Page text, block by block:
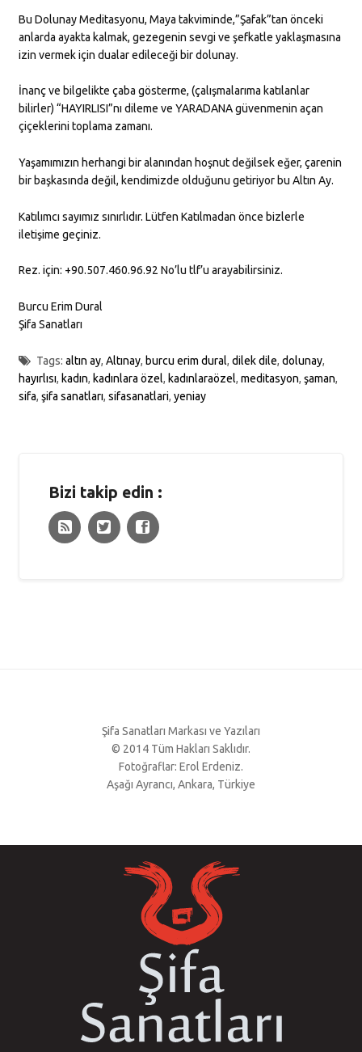
Bu Dolunay Meditasyonu, Maya takviminde,”Şafak”tan önceki
anlarda ayakta kalmak, gezegenin sevgi ve şefkatle yaklaşmasına
izin vermek için dualar edileceği bir dolunay.
İnanç ve bilgelikte çaba gösterme, (çalışmalarıma katılanlar
bilirler) “HAYIRLISI”nı dileme ve YARADANA güvenmenin açan
çiçeklerini toplama zamanı.
Yaşamımızın herhangi bir alanından hoşnut değilsek eğer, çarenin
bir başkasında değil, kendimizde olduğunu getiriyor bu Altın Ay.
Katılımcı sayımız sınırlıdır. Lütfen Katılmadan önce bizlerle
iletişime geçiniz.
Rez. için: +90.507.460.96.92 No’lu tlf’u arayabilirsiniz.
Burcu Erim Dural
Şifa Sanatları
Tags:altın ay,Altınay,burcu erim dural,dilek dile,dolunay,
hayırlısı, kadın, kadınlara özel, kadınlaraözel, meditasyon, şaman,
sifa, şifa sanatları, sifasanatlari, yeniay
Bizi takip edin :
Şifa Sanatları Markası ve Yazıları
© 2014 Tüm Hakları Saklıdır.
Fotoğraflar: Erol Erdeniz.
Aşağı Ayrancı, Ankara, Türkiye